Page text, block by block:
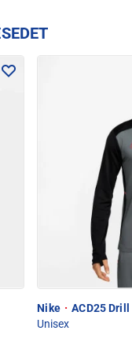
Nike · ACD25
Unisex